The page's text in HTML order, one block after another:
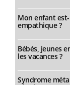
Mon enfant
empathique ?
Bébés, jeunes
les vacances ?
Syndrome